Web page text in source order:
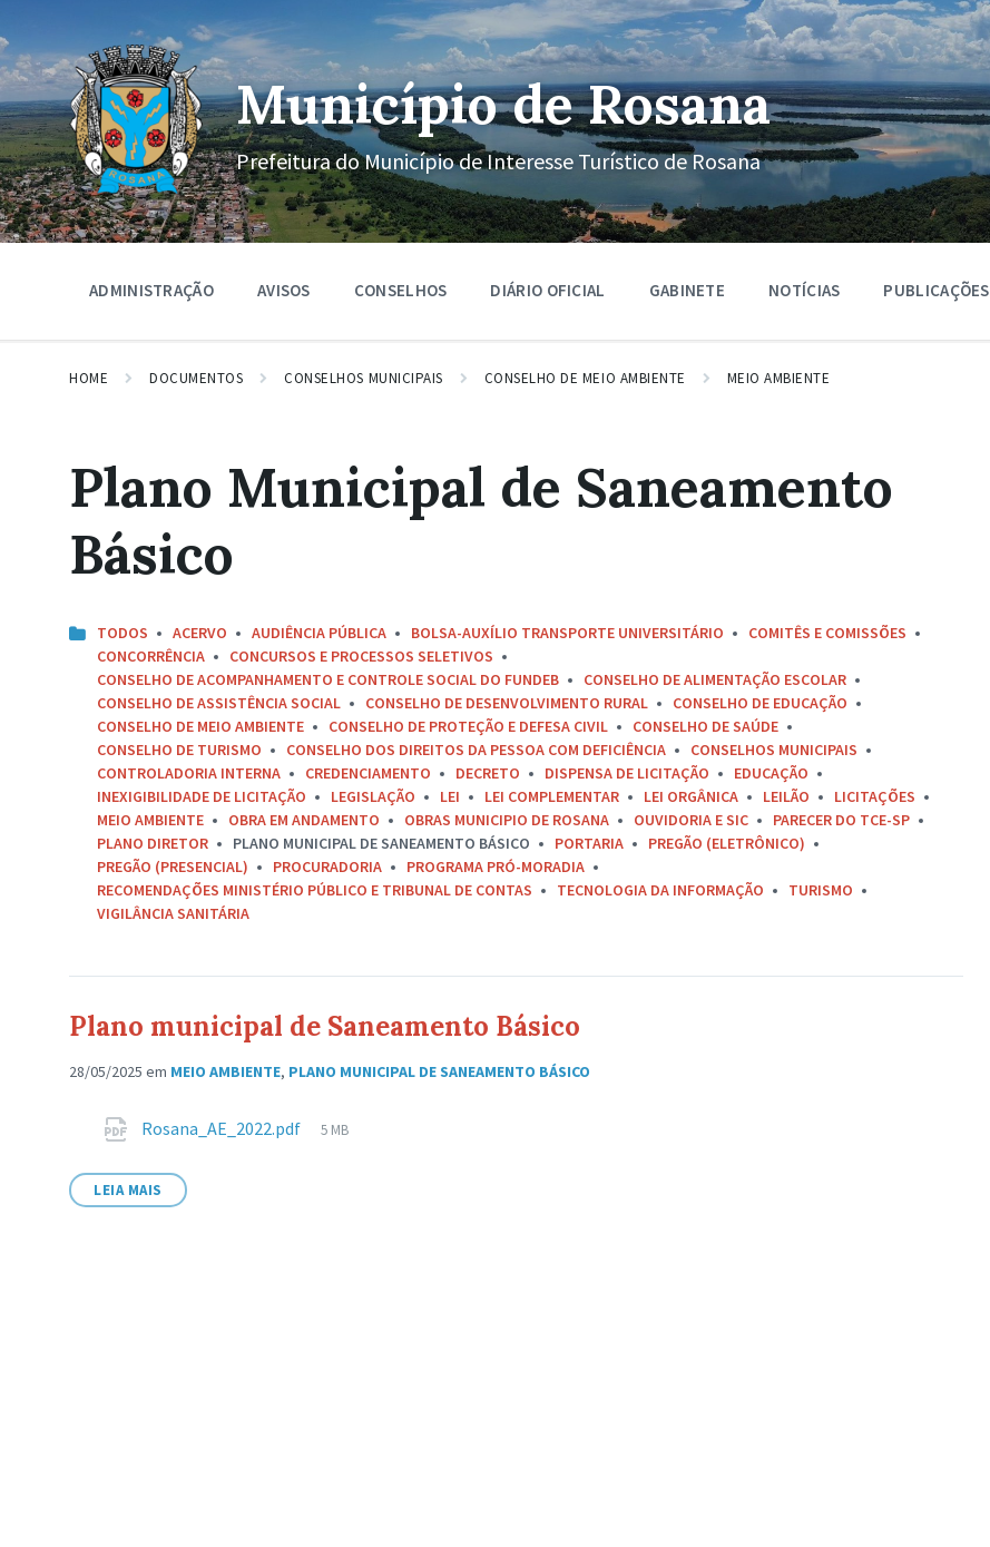
o
conteúdo
a
navegação
principal
o
rodapé
Município de Rosana
Prefeitura do Município de Interesse Turístico de Rosana
ADMINISTRAÇÃO AVISOS CONSELHOS DIÁRIO OFICIAL GABINETE NOTÍCIAS PUBLICAÇÕES
HOME DOCUMENTOS CONSELHOS MUNICIPAIS CONSELHO DE MEIO AMBIENTE MEIO AMBIENTE
Plano Municipal de Saneamento
Básico
TODOS ACERVO AUDIÊNCIA PÚBLICA BOLSA-AUXÍLIO TRANSPORTE UNIVERSITÁRIO
COMITÊS E COMISSÕES
CONCORRÊNCIA
CONCURSOS E PROCESSOS SELETIVOS
CONSELHO DE ACOMPANHAMENTO E CONTROLE SOCIAL DO FUNDEB
CONSELHO DE ALIMENTAÇÃO ESCOLAR
CONSELHO DE ASSISTÊNCIA SOCIAL
CONSELHO DE DESENVOLVIMENTO RURAL
CONSELHO DE EDUCAÇÃO
CONSELHO DE MEIO AMBIENTE
CONSELHO DE PROTEÇÃO E DEFESA CIVIL
CONSELHO DE SAÚDE
CONSELHO DE TURISMO
CONSELHO DOS DIREITOS DA PESSOA COM DEFICIÊNCIA
CONSELHOS MUNICIPAIS
CONTROLADORIA INTERNA
CREDENCIAMENTO DECRETO DISPENSA DE LICITAÇÃO
EDUCAÇÃO
INEXIGIBILIDADE DE LICITAÇÃO
LEGISLAÇÃO LEI LEI COMPLEMENTAR LEI ORGÂNICA LEILÃO
LICITAÇÕES
MEIO AMBIENTE
OBRA EM ANDAMENTO OBRAS MUNICIPIO DE ROSANA OUVIDORIA E SIC
PARECER DO TCE-SP
PLANO DIRETOR
PLANO MUNICIPAL DE SANEAMENTO BÁSICO PORTARIA
PREGÃO (ELETRÔNICO)
PREGÃO (PRESENCIAL)
PROCURADORIA
PROGRAMA PRÓ-MORADIA
RECOMENDAÇÕES MINISTÉRIO PÚBLICO E TRIBUNAL DE CONTAS
TECNOLOGIA DA INFORMAÇÃO
TURISMO
VIGILÂNCIA SANITÁRIA
Plano municipal de Saneamento Básico
28/05/2025 em MEIO AMBIENTE, PLANO MUNICIPAL DE SANEAMENTO BÁSICO
AnexosRosana_AE_2022.pdf
Tamanho
5 MB
LEIA MAIS